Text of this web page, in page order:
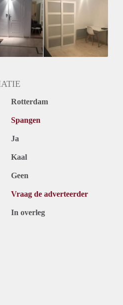
Rotterdam
Spangen
Ja
Kaal
Geen
Vraag de adverteerder
In overleg